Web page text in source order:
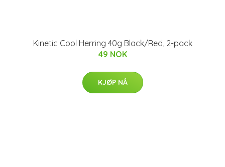
Kinetic Cool Herring 40g Black/Red, 2-pack
49 NOK
KJØP NÅ